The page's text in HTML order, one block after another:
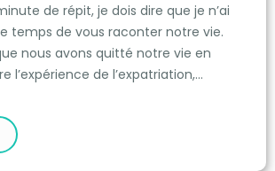
de répit, je dois dire que je n’ai
temps de vous raconter notre vie.
nous avons quitté notre vie en
l’expérience de l’expatriation,…